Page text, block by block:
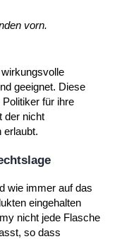
vorn.
geeignet. Diese
für ihre
der nicht
erlaubt.
wie immer auf das
eingehalten
nicht jede Flasche
so dass